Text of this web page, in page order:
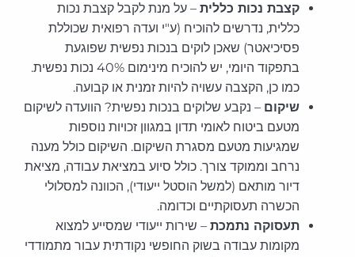
קצבת נכות כללית– על מנת לקבל קצבת נכות
כללית, נדרשים להוכיח (ע"י ועדה רפואית שכוללת
פסיכיאטר) שאכן לוקים בנכות נפשית שפוגעת
בתפקוד היומי, יש להוכיח מינימום 40% נכות נפשית.
כמו כן, הקצבה עשויה להיות זמנית או קבועה.
שיקום– נקבע שלוקים בנכות נפשית? הוועדה לשיקום
מטעם ביטוח לאומי תדון במגוון זכויות נוספות
שמגיעות מטעם מסגרת השיקום. השיקום כולל מענה
נרחב וממוקד צורך. כולל סיוע במציאת עבודה, מציאת
דיור מותאם (למשל הוסטל ייעודי), הכוונה למסלולי
הכשרה תעסוקתיים וכדומה.
תעסוקה נתמכת– שירות ייעודי שמסייע למצוא
מקומות עבודה בשוק החופשי נקודתית עבור מתמודדי